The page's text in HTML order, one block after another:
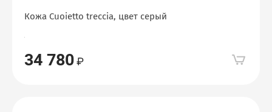
Кожа Cuoietto treccia, цвет серый
34 780